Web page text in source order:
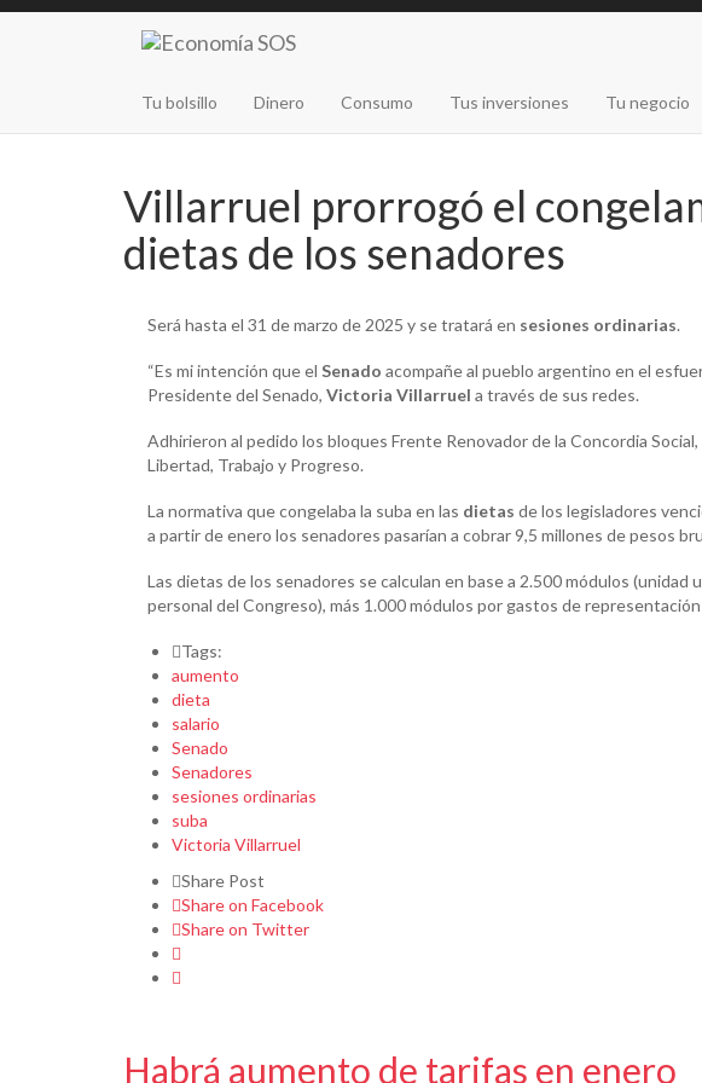
Tu bolsillo Dinero Consumo Tus inversiones Tu negocio
Villarruel prorrogó el
dietas de los senadores
Será hasta el 31 de marzo de 2025 y se tratará en sesiones ordinarias.
“Es mi intención que el Senado acompañe al pueblo argentino en el
Presidente del Senado, Victoria Villarruel a través de sus redes.
Adhirieron al pedido los bloques Frente Renovador de la Concordia Social,
Libertad, Trabajo y Progreso.
La normativa que congelaba la suba en las dietas de los legisladores
a partir de enero los senadores pasarían a cobrar 9,5 millones de pesos
Las dietas de los senadores se calculan en base a 2.500 módulos (unidad
personal del Congreso), más 1.000 módulos por gastos de
Tags:
aumento
dieta
salario
Senado
Senadores
sesiones ordinarias
suba
Victoria Villarruel
Share Post
Share on Facebook
Share on Twitter
Habrá aumento de tarifas en enero